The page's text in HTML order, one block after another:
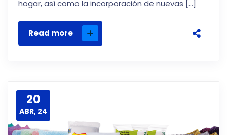
hogar, así como la incorporación de nuevas […]
Read more
20
ABR, 24